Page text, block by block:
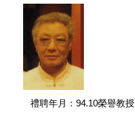
禮聘年月：94.10榮譽教授